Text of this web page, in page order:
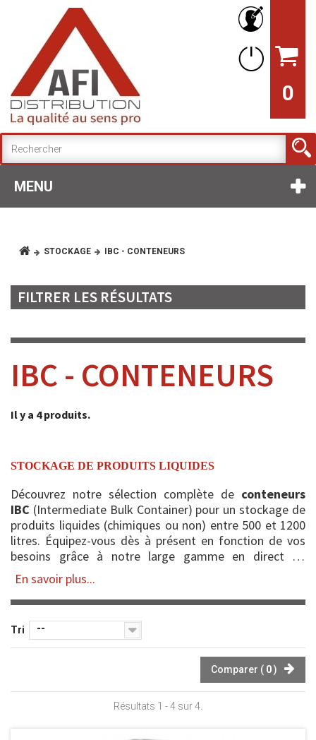
0
MENU
STOCKAGE IBC - CONTENEURS
FILTRER LES RÉSULTATS
IBC - CONTENEURS
Il y a 4 produits.
STOCKAGE DE PRODUITS LIQUIDES
Découvrez notre sélection complète de conteneurs
IBC (Intermediate Bulk Container) pour un stockage de
produits liquides (chimiques ou non) entre 500 et 1200
litres. Équipez-vous dès à présent en fonction de vos
besoins grâce à notre large gamme en direct du
fabricant. Ces
parfaitement ad...
En savoir plus...
Tri --
Comparer ( 0)
Résultats 1 - 4 sur 4.